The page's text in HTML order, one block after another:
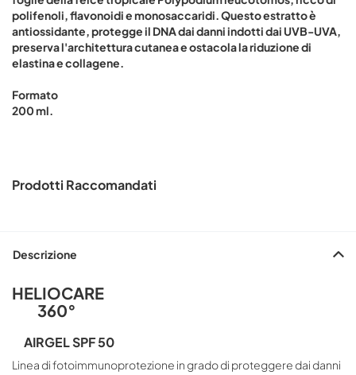
polifenoli, flavonoidi e monosaccaridi. Questo estratto è
antiossidante, protegge il DNA dai danni indotti dai UVB-UVA,
preserva l'architettura cutanea e ostacola la riduzione di
elastina e collagene.
Formato
200 ml.
Prodotti Raccomandati
Descrizione
HELIOCARE
360°
AIRGEL SPF 50
Linea di fotoimmunoprotezione in grado di proteggere dai danni